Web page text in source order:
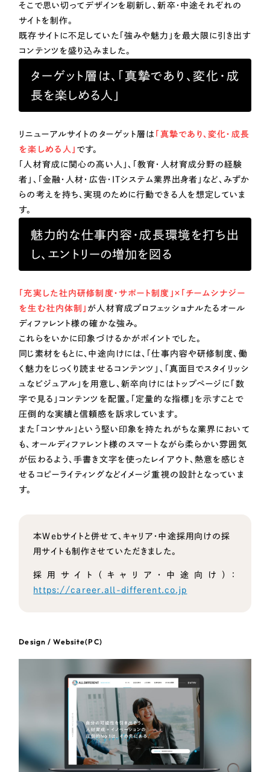
すべて （624件）
コーポレート・企業サイト
求人・採用サイト （61件）
ポータルサイト・メディアサイト （39件）
LP（ランディングページ） （28件）
キャンペーン・プロモーションサイト （12件）
ブランディング（ロゴ・印刷物） （90件）
その他 （1件）
お客様インタビュー
インフラ関連
広告・メディア・放送
不動産
金融・保険業
その他サービス業
NPO・一般社団法人
人材サービス
その他
色
ホワイト・白色
グレー・黒色
ベージュ・茶色
オレンジ・橙色
グリーン・緑色
ピンク・桃色
カラフル・多色
そこで思い切ってデザインを刷新し、新卒・中途それぞれの
サイトを制作。
既存サイトに不足していた「強みや魅力」を最大限に引き出す
コンテンツを盛り込みました。
ターゲット層は、「真摯であり、変化・成
長を楽しめる人」
リニューアルサイトのターゲット層は 「真摯であり、変化・成長
を楽しめる人」 です。
「人材育成に関心の高い人」、「教育・人材育成分野の経験
者」、「金融・人材・広告・ITシステム業界出身者」など、みずか
らの考えを持ち、実現のために行動できる人を想定していま
す。
魅力的な仕事内容・成長環境を打ち出
し、エントリーの増加を図る
「充実した社内研修制度・サポート制度」×「チームシナジー
を生む社内体制」 が人材育成プロフェッショナルたるオール
ディファレント様の確かな強み。
これらをいかに印象づけるかがポイントでした。
同じ素材をもとに、中途向けには、「仕事内容や研修制度、働
く魅力をじっくり読ませるコンテンツ」、「真面目でスタイリッシ
ュなビジュアル」を用意し、新卒向けにはトップページに「数
字で見る」コンテンツを配置。「定量的な指標」を示すことで
圧倒的な実績と信頼感を訴求しています。
また「コンサル」という堅い印象を持たれがちな業界において
も、オールディファレント様のスマートながら柔らかい雰囲気
が伝わるよう、手書き文字を使ったレイアウト、熱意を感じさ
せるコピーライティングなどイメージ重視の設計となっていま
す。
本Webサイトと併せて、キャリア・中途採用向けの採
用サイトも制作させていただきました。
採用サイト（キャリア・中途向け）：
https://career.all-different.co.jp
Design / Website(PC)